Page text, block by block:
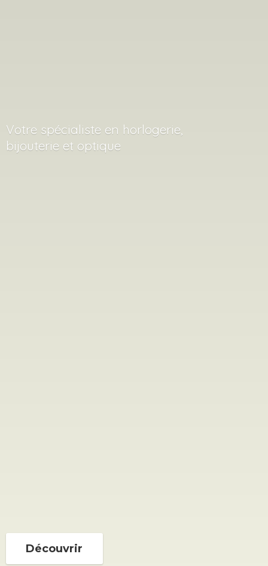
Votre spécialiste en horlogerie,
bijouterie et optique
Découvrir